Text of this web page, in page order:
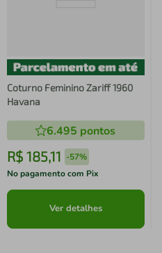
Coturno Feminino Zariff 1960
Havana
6.495 pontos
R$ 185,11 -57%
No pagamento com Pix
Ver detalhes